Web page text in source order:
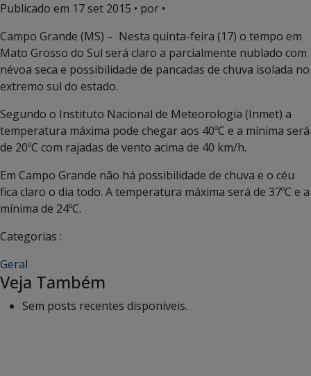
Publicado em 17 set 2015 • por •
Campo Grande (MS) – Nesta quinta-feira (17) o tempo em
Mato Grosso do Sul será claro a parcialmente nublado com
névoa seca e possibilidade de pancadas de chuva isolada no
extremo sul do estado.
Segundo o Instituto Nacional de Meteorologia (Inmet) a
temperatura máxima pode chegar aos 40ºC e a mínima será
de 20ºC com rajadas de vento acima de 40 km/h.
Em Campo Grande não há possibilidade de chuva e o céu
fica claro o dia todo. A temperatura máxima será de 37ºC e a
mínima de 24ºC.
Categorias :
Geral
Veja Também
Sem posts recentes disponíveis.